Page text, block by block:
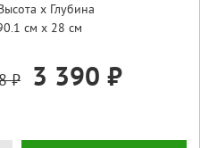
x Глубина
см x 28 см
₽ 3 390 ₽